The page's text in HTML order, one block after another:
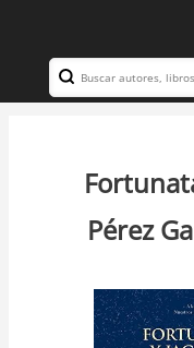
contenido
principal
Navegación
Search
Pérez